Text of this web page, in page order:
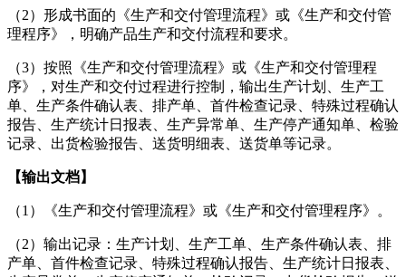
（2）形成书面的《生产和交付管理流程》或《生产和交付管
理程序》，明确产品生产和交付流程和要求。
（3）按照《生产和交付管理流程》或《生产和交付管理程
序》，对生产和交付过程进行控制，输出生产计划、生产工
单、生产条件确认表、排产单、首件检查记录、特殊过程确认
报告、生产统计日报表、生产异常单、生产停产通知单、检验
记录、出货检验报告、送货明细表、送货单等记录。
【输出文档】
（1）《生产和交付管理流程》或《生产和交付管理程序》。
（2）输出记录：生产计划、生产工单、生产条件确认表、排
产单、首件检查记录、特殊过程确认报告、生产统计日报表、